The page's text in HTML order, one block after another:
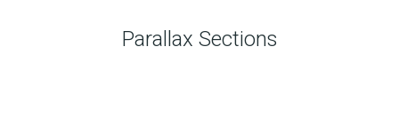
Parallax Sections